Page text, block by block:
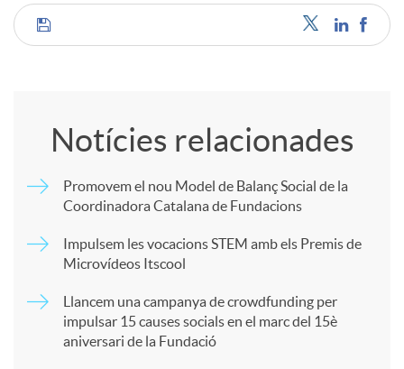
C
Notícies relacionades
Promovem el nou Model de Balanç Social de la
Coordinadora Catalana de Fundacions
Impulsem les vocacions STEM amb els Premis de
Microvídeos Itscool
Llancem una campanya de crowdfunding per
impulsar 15 causes socials en el marc del 15è
aniversari de la Fundació